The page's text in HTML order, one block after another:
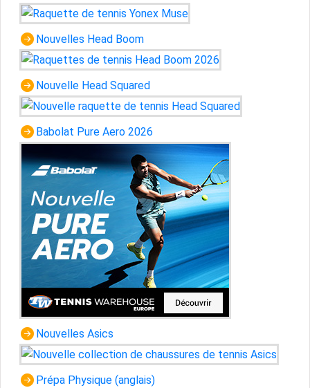
Nouvelles Head Boom
Nouvelle Head Squared
Babolat Pure Aero 2026
Nouvelles Asics
Prépa Physique (anglais)